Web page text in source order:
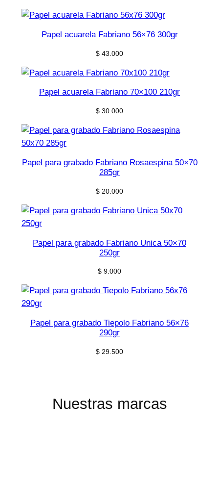
Papel acuarela Fabriano 56×76 300gr
$ 43.000
Papel acuarela Fabriano 70×100 210gr
$ 30.000
Papel para grabado Fabriano Rosaespina 50×70
285gr
$ 20.000
Papel para grabado Fabriano Unica 50×70
250gr
$ 9.000
Papel para grabado Tiepolo Fabriano 56×76
290gr
$ 29.500
Nuestras marcas